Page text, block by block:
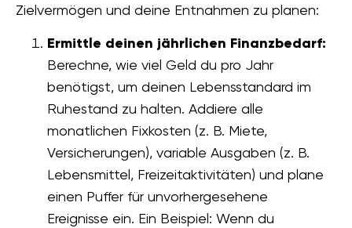
Zielvermögen und deine Entnahmen zu planen:
Ermittle deinen jährlichen Finanzbedarf:
Berechne, wie viel Geld du pro Jahr
benötigst, um deinen Lebensstandard im
Ruhestand zu halten. Addiere alle
monatlichen Fixkosten (z. B. Miete,
Versicherungen), variable Ausgaben (z. B.
Lebensmittel, Freizeitaktivitäten) und plane
einen Puffer für unvorhergesehene
Ereignisse ein. Ein Beispiel: Wenn du